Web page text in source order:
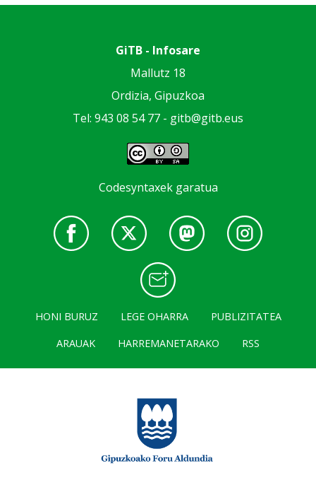
GiTB - Infosare
Mallutz 18
Ordizia, Gipuzkoa
Tel: 943 08 54 77 - gitb@gitb.eus
Codesyntaxek garatua
HONI BURUZ LEGE OHARRA
PUBLIZITATEA
ARAUAK
HARREMANETARAKO RSS